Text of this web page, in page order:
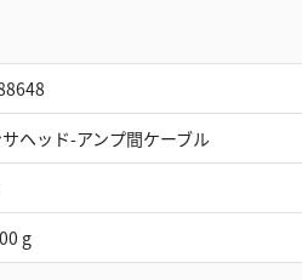
ヘッド-アンプ間ケーブル
g